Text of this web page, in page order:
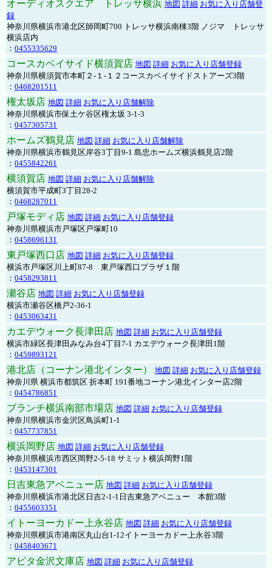
オーディオスクエア トレッサ横浜 地図 詳細 お気に入り店舗登
録
神奈川県横浜市港北区師岡町700 トレッサ横浜南棟3階 ノジマ トレッサ
横浜店内
： 0455335629
コースカベイサイド横須賀店 地図 詳細 お気に入り店舗登録
神奈川県横須賀市本町２-１-１２コースカベイサイドストアーズ3階
： 0468201511
権太坂店 地図 詳細 お気に入り店舗解除
神奈川県横浜市保土ケ谷区権太坂 3-1-3
： 0457305731
ホームズ鶴見店 地図 詳細 お気に入り店舗解除
神奈川県横浜市鶴見区岸谷3丁目9-1 島忠ホームズ横浜鶴見店2階
： 0455842261
横須賀店 地図 詳細 お気に入り店舗解除
横須賀市平成町3丁目28-2
： 0468287011
戸塚モディ店 地図 詳細 お気に入り店舗登録
神奈川県横浜市戸塚区戸塚町10
： 0458696131
東戸塚西口店 地図 詳細 お気に入り店舗登録
横浜市戸塚区川上町87-8 東戸塚西口プラザ１階
： 0458293811
瀬谷店 地図 詳細 お気に入り店舗登録
横浜市瀬谷区橋戸2-36-1
： 0453063431
カエデウォーク長津田店 地図 詳細 お気に入り店舗登録
横浜市緑区長津田みなみ台4丁目7-1 カエデウォーク長津田1階
： 0459893121
港北店（コーナン港北インター） 地図 詳細 お気に入り店舗登録
神奈川県 横浜市都筑区 折本町 191番地コーナン港北インター店2階
： 0454786851
ブランチ横浜南部市場店 地図 詳細 お気に入り店舗登録
神奈川県横浜市金沢区鳥浜町1-1
： 0457737851
横浜岡野店 地図 詳細 お気に入り店舗登録
神奈川県横浜市西区岡野2-5-18 サミット横浜岡野1階
： 0453147301
日吉東急アベニュー店 地図 詳細 お気に入り店舗登録
神奈川県横浜市港北区日吉2-1-1日吉東急アベニュー 本館3階
： 0455603351
イトーヨーカドー上永谷店 地図 詳細 お気に入り店舗登録
神奈川県横浜市港南区丸山台1-12イトーヨーカドー上永谷3階
： 0458403671
アピタ金沢文庫店 地図 詳細 お気に入り店舗登録